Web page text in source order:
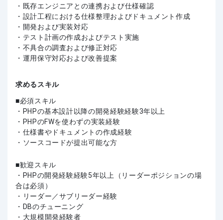
・既存エンジニアとの連携および仕様確認
・設計工程における仕様整理およびドキュメント作成
・開発および実装対応
・テスト計画の作成およびテスト実施
・不具合の調査および修正対応
・運用保守対応および改善提案
求めるスキル
必須スキル
・PHPの基本設計以降の開発経験経験3年以上
・PHPのFWを使わずの実装経験
・仕様書やドキュメントの作成経験
・ソースコードが提出可能な方
歓迎スキル
・PHPの開発経験経験5年以上（リーダーポジションの場
合は必須）
・リーダー／サブリーダー経験
・DBのチューニング
・大規模開発経験者